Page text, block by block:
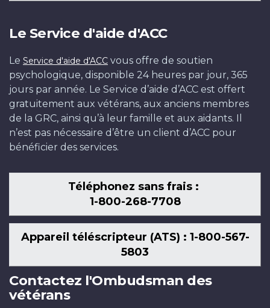
Le Service d'aide d'ACC
Le Service d'aide d'ACC vous offre de soutien
psychologique, disponible 24 heures par jour, 365
jours par année. Le Service d’aide d’ACC est offert
gratuitement aux vétérans, aux anciens membres
de la GRC, ainsi qu’à leur famille et aux aidants. Il
n’est pas nécessaire d’être un client d’ACC pour
bénéficier des services.
Téléphonez sans frais :
1-800-268-7708
Appareil téléscripteur (ATS) : 1-800-567-
5803
Contactez l'Ombudsman des
vétérans